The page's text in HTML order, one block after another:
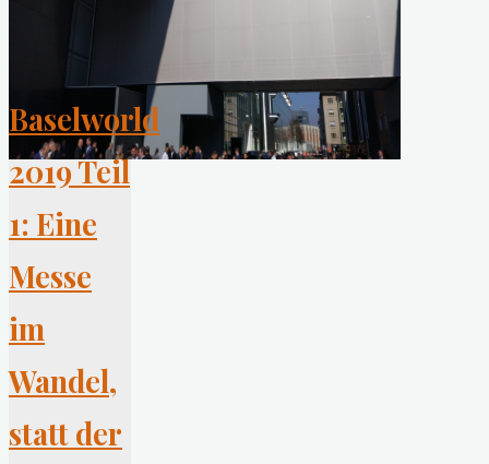
Baselworld
2019 Teil
1: Eine
Messe
im
Wandel,
statt der